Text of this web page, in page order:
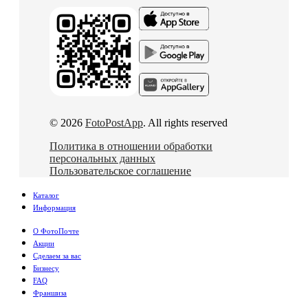
© 2026 FotoPostApp. All rights reserved
Политика в отношении обработки
персональных данных
Пользовательское соглашение
Каталог
Информация
О ФотоПочте
Акции
Сделаем за вас
Бизнесу
FAQ
Франшиза